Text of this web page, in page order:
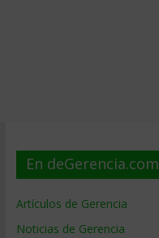
En deGerencia.com
Artículos de Gerencia
Noticias de Gerencia